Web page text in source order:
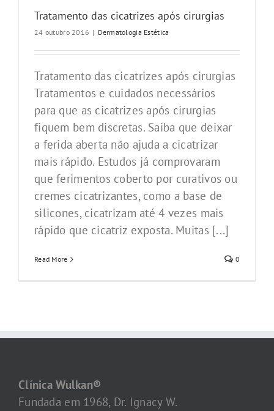
Tratamento das cicatrizes após cirurgias
24 outubro 2016 | Dermatologia Estética
Tratamento das cicatrizes após cirurgias
Tratamentos e cuidados necessários
para que as cicatrizes após cirurgias
fiquem bem discretas. Saiba que deixar
a ferida aberta não ajuda a cicatrizar
mais rápido. Estudos já comprovaram
que ferimentos coberto por curativos ou
cremes cicatrizantes, como a base de
silicones, cicatrizam até 4 vezes mais
rápido que cicatriz exposta. Muitas [...]
Read More 0
Clínica Wulkan®
Fundada em 1968, Dr. Ignacy W.